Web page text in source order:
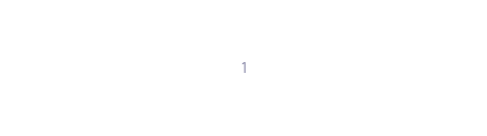
1